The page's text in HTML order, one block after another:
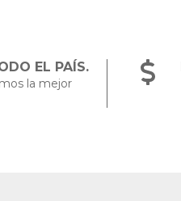
EL PAÍS.
la mejor